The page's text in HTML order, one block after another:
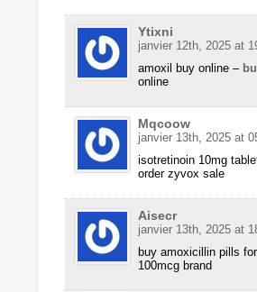
Ytixni
janvier 12th, 2025 at
amoxil buy online –
online
Mqcoow
janvier 13th, 2025 at
isotretinoin 10mg
order zyvox sale
Aisecr
janvier 13th, 2025 at
buy amoxicillin pills
100mcg brand